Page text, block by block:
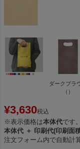
ダークブラ
（）
¥3,630税込
※表示価格は本体代です。
本体代 ＋ 印刷代(印刷面
注文フォーム内で自動計